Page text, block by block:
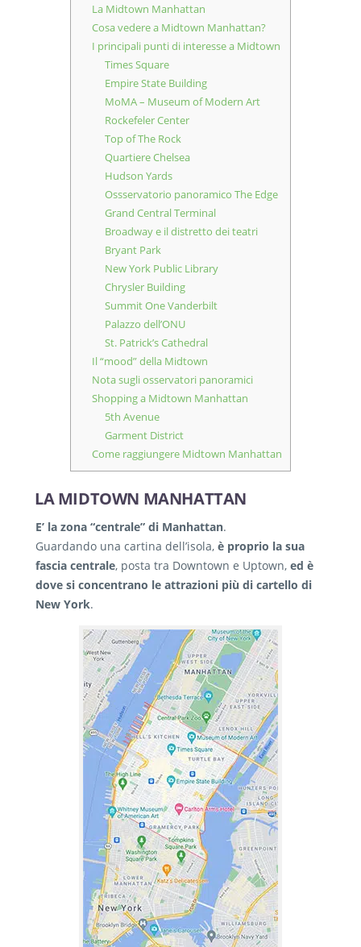
La Midtown Manhattan
Cosa vedere a Midtown Manhattan?
I principali punti di interesse a Midtown
Times Square
Empire State Building
MoMA – Museum of Modern Art
Rockefeler Center
Top of The Rock
Quartiere Chelsea
Hudson Yards
Ossservatorio panoramico The Edge
Grand Central Terminal
Broadway e il distretto dei teatri
Bryant Park
New York Public Library
Chrysler Building
Summit One Vanderbilt
Palazzo dell’ONU
St. Patrick’s Cathedral
Il “mood” della Midtown
Nota sugli osservatori panoramici
Shopping a Midtown Manhattan
5th Avenue
Garment District
Come raggiungere Midtown Manhattan
LA MIDTOWN MANHATTAN
E’ la zona “centrale” di Manhattan.
Guardando una cartina dell’isola, è proprio la sua
fascia centrale, posta tra Downtown e Uptown, ed è
dove si concentrano le attrazioni più di cartello di
New York.